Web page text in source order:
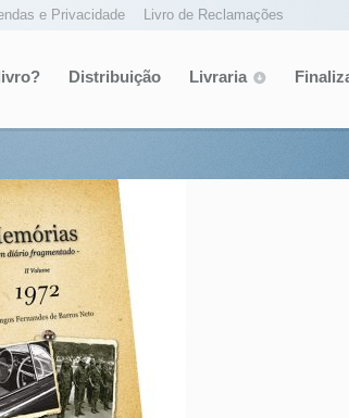
e Privacidade Livro de Reclamações
Distribuição Livraria